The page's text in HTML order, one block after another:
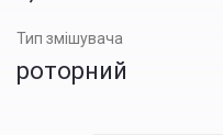
Тип змішувача
роторний